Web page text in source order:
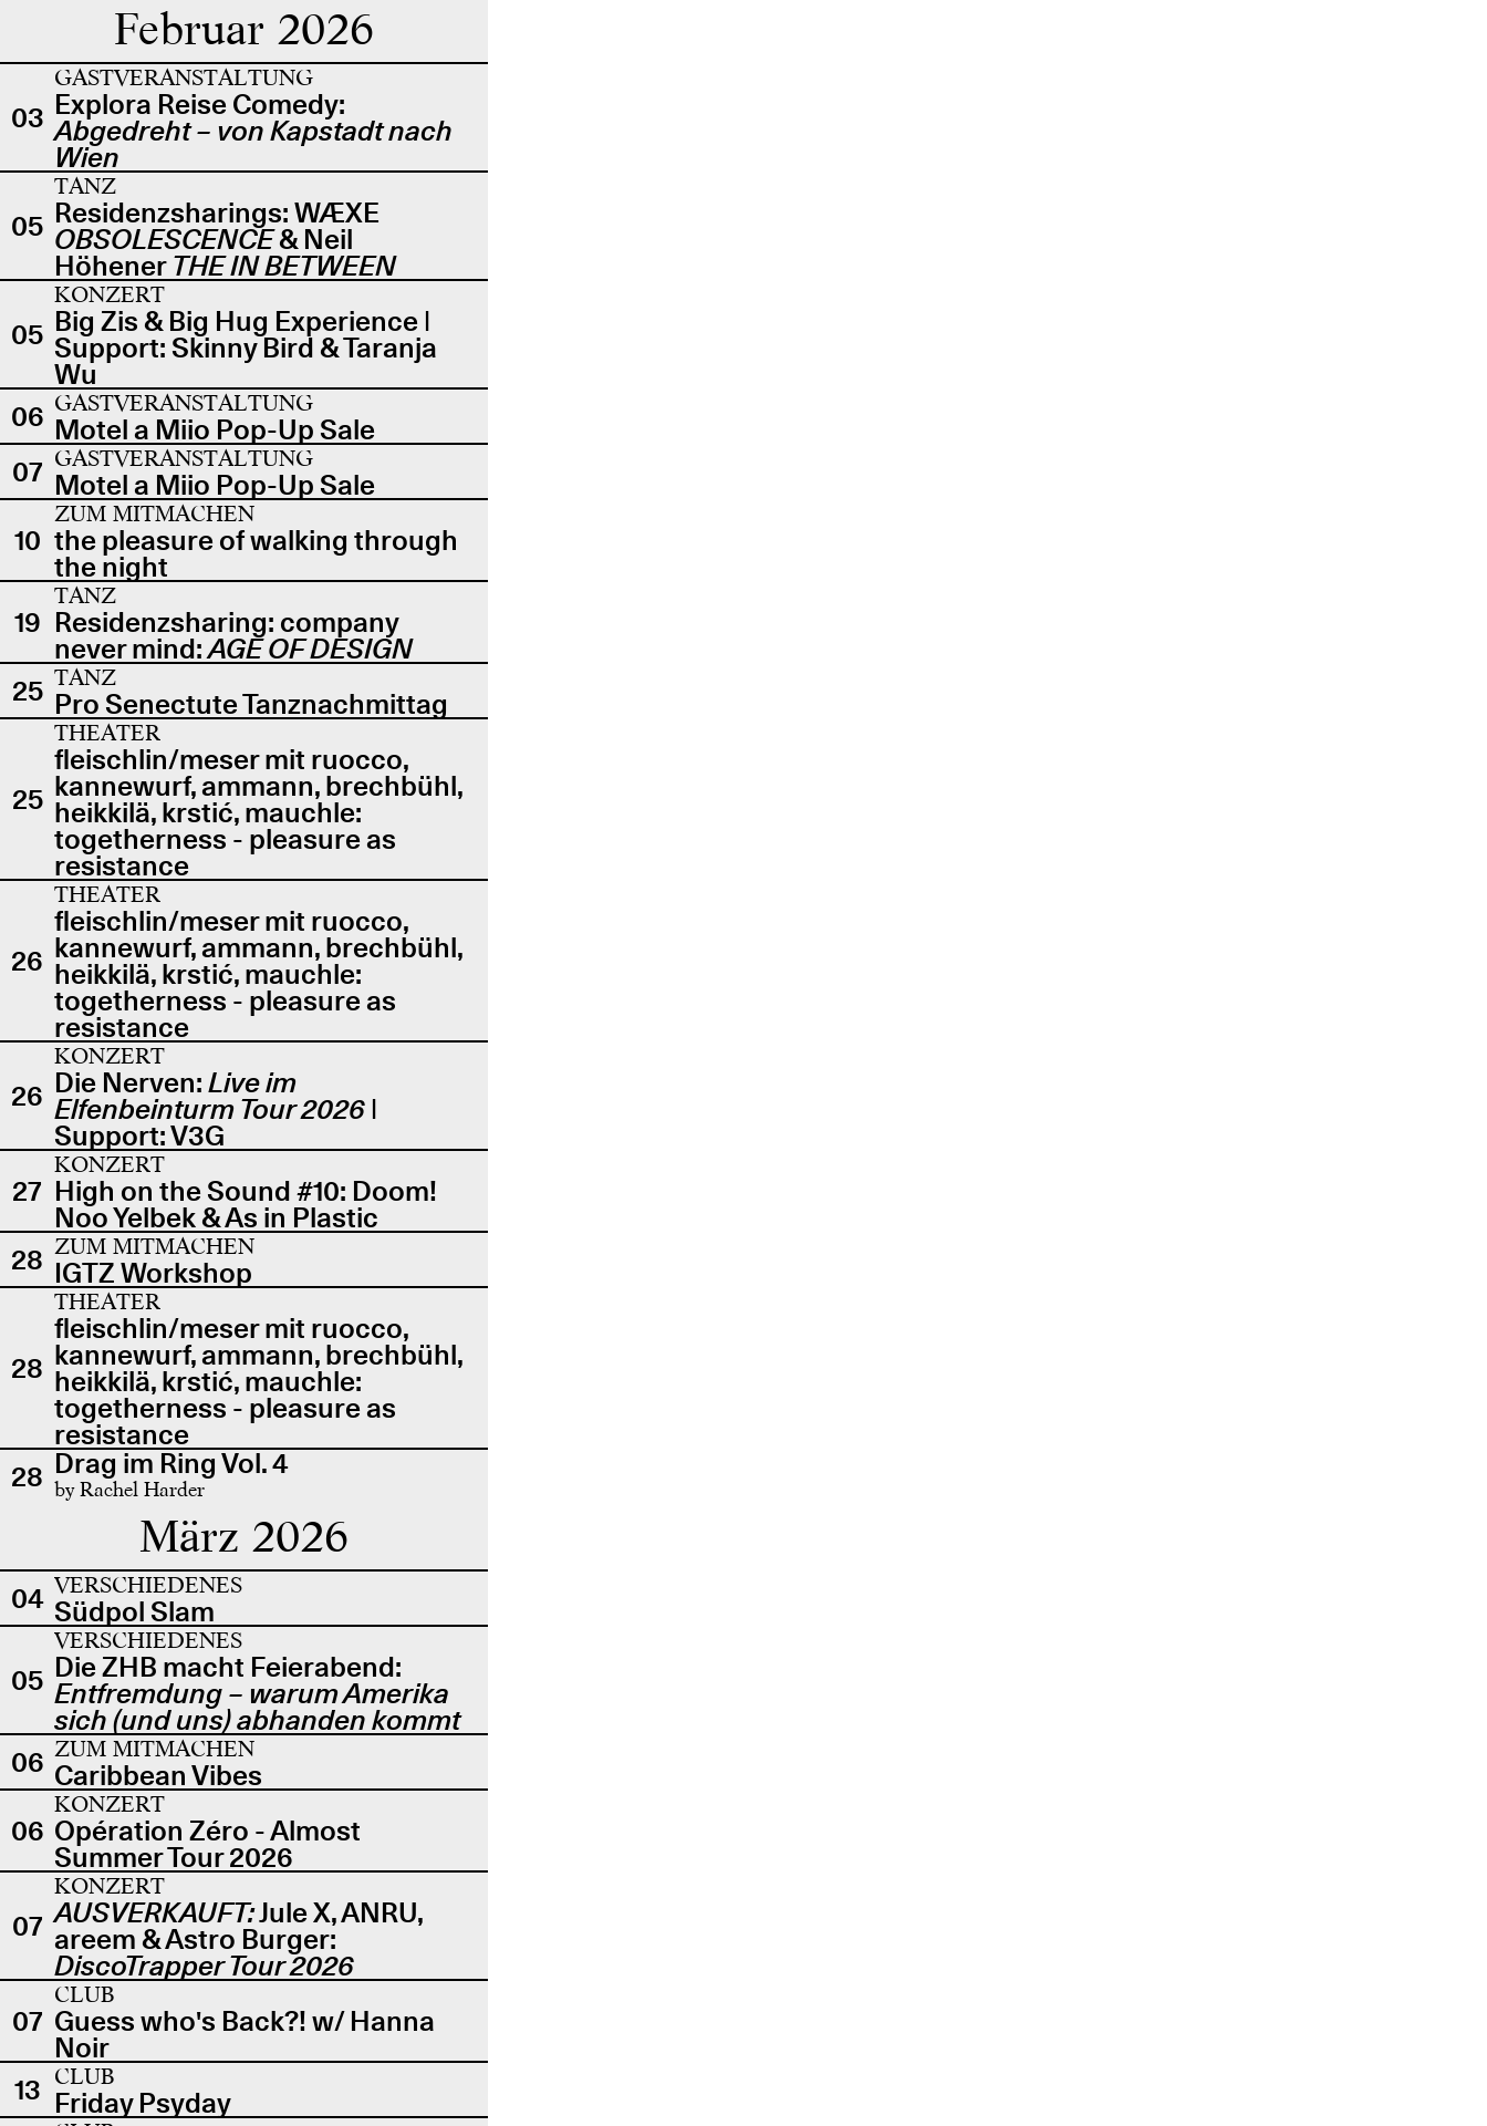
Februar 2026
03
GASTVERANSTALTUNG
Explora Reise Comedy:
Abgedreht – von Kapstadt nach
Wien
05
TANZ
Residenzsharings: WÆXE
OBSOLESCENCE& Neil
Höhener THE IN BETWEEN
05
KONZERT
Big Zis & Big Hug Experience |
Support: Skinny Bird & Taranja
Wu
06 GASTVERANSTALTUNG
Motel a Miio Pop-Up Sale
07 GASTVERANSTALTUNG
Motel a Miio Pop-Up Sale
10
ZUM MITMACHEN
the pleasure of walking through
the night
19
TANZ
Residenzsharing: company
never mind:AGE OF DESIGN
25 TANZ
Pro Senectute Tanznachmittag
25
THEATER
fleischlin/meser mit ruocco,
kannewurf, ammann, brechbühl,
heikkilä, krstić, mauchle:
togetherness - pleasure as
resistance
26
THEATER
fleischlin/meser mit ruocco,
kannewurf, ammann, brechbühl,
heikkilä, krstić, mauchle:
togetherness - pleasure as
resistance
26
KONZERT
Die Nerven:Live im
Elfenbeinturm Tour 2026 |
Support: V3G
27
KONZERT
High on the Sound #10: Doom!
Noo Yelbek & As in Plastic
28 ZUM MITMACHEN
IGTZ Workshop
28
THEATER
fleischlin/meser mit ruocco,
kannewurf, ammann, brechbühl,
heikkilä, krstić, mauchle:
togetherness - pleasure as
resistance
28 Drag im Ring Vol. 4
by Rachel Harder
März 2026
04 VERSCHIEDENES
Südpol Slam
05
VERSCHIEDENES
Die ZHB macht Feierabend:
Entfremdung – warum Amerika
sich (und uns) abhanden kommt
06 ZUM MITMACHEN
Caribbean Vibes
06
KONZERT
Opération Zéro - Almost
Summer Tour 2026
07
KONZERT
AUSVERKAUFT:Jule X, ANRU,
areem & Astro Burger:
DiscoTrapper Tour 2026
07
CLUB
Guess who's Back?! w/ Hanna
Noir
13 CLUB
Friday Psyday